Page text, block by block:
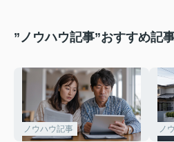
”ノウハウ記事”おすすめ記
ノウハウ記事 ノ